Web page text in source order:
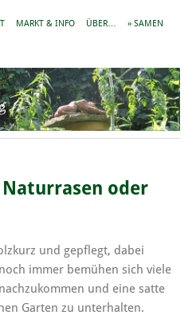
MARKT & INFO ÜBER… » SAMEN
oder
und gepflegt, dabei
immer bemühen sich viele
und eine satte
Garten zu unterhalten.